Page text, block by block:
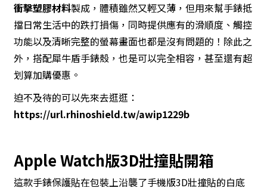
衝擊塑膠材料製成，體積雖然又輕又薄，但用來幫手錶抵
擋日常生活中的跌打損傷，同時提供應有的滑順度、觸控
功能以及清晰完整的螢幕畫面也都是沒有問題的！除此之
外，搭配犀牛盾手錶殼，也是可以完全相容，甚至還有超
划算加購優惠。
迫不及待的可以先來去逛逛：
https://url.rhinoshield.tw/awip1229b
Apple Watch版3D壯撞貼開箱
這款手錶保護貼在包裝上沿襲了手機版3D壯撞貼的白底